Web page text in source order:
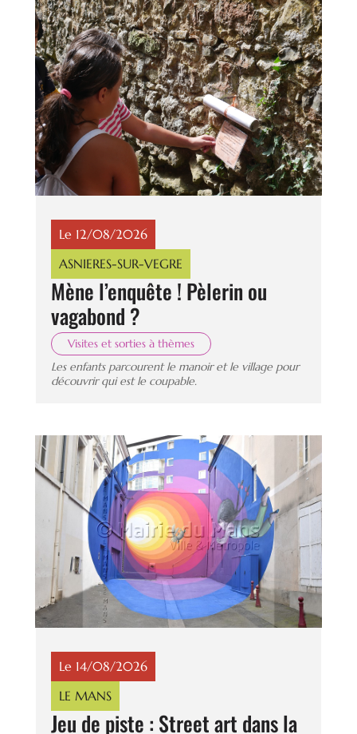
Le 12/08/2026
ASNIERES-SUR-VEGRE
Mène l’enquête ! Pèlerin ou
vagabond ?
Visites et sorties à thèmes
Les enfants parcourent le manoir et le village pour
découvrir qui est le coupable.
Le 14/08/2026
LE MANS
Jeu de piste : Street art dans la